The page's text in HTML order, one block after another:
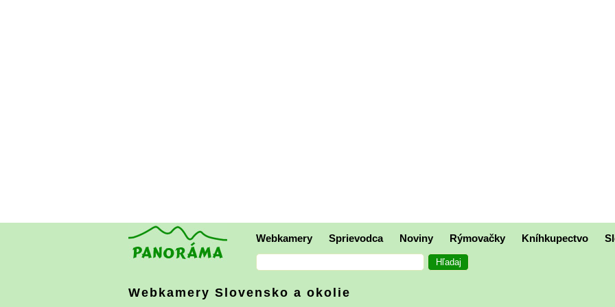
Webkamery Sprievodca Noviny Rýmovačky Kníhkupectvo
Webkamery Slovensko a okolie